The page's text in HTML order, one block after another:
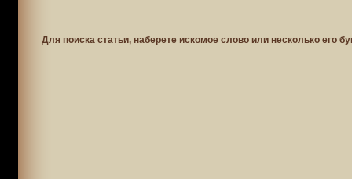
Для поиска статьи, наберете искомое слово или несколько его